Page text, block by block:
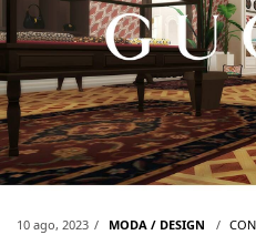
10 ago, 2023 MODA / DESIGN